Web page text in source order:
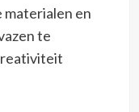
materialen en
te